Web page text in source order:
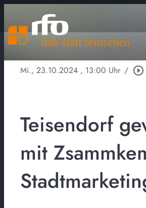
Mi., 23.10.2024 , 13:00 Uhr / play_circle_outline
Teisendorf
mit